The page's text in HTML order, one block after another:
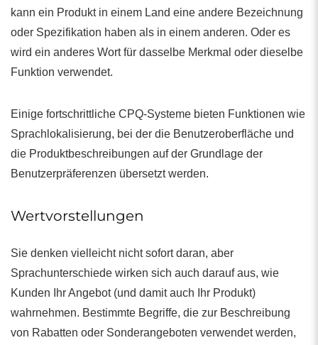
kann ein Produkt in einem Land eine andere Bezeichnung
oder Spezifikation haben als in einem anderen. Oder es
wird ein anderes Wort für dasselbe Merkmal oder dieselbe
Funktion verwendet.
Einige fortschrittliche CPQ-Systeme bieten Funktionen wie
Sprachlokalisierung, bei der die Benutzeroberfläche und
die Produktbeschreibungen auf der Grundlage der
Benutzerpräferenzen übersetzt werden.
Wertvorstellungen
Sie denken vielleicht nicht sofort daran, aber
Sprachunterschiede wirken sich auch darauf aus, wie
Kunden Ihr Angebot (und damit auch Ihr Produkt)
wahrnehmen. Bestimmte Begriffe, die zur Beschreibung
von Rabatten oder Sonderangeboten verwendet werden,